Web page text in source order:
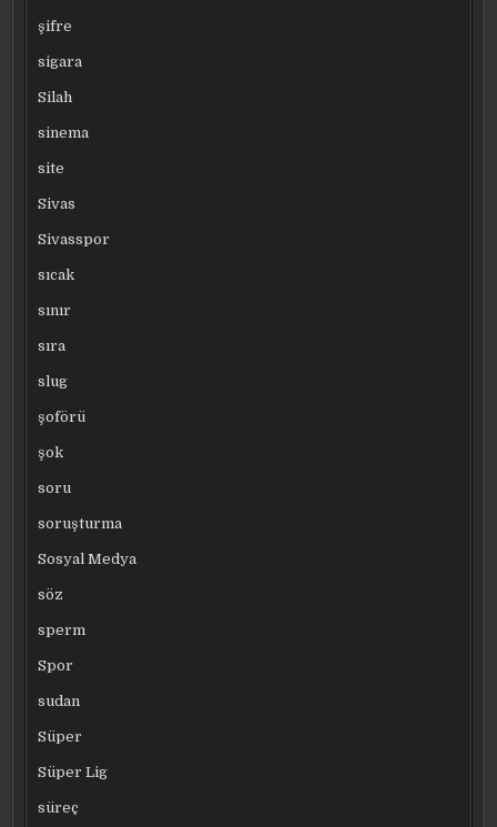
şifre
sigara
Silah
sinema
site
Sivas
Sivasspor
sıcak
sınır
sıra
slug
şoförü
şok
soru
soruşturma
Sosyal Medya
söz
sperm
Spor
sudan
Süper
Süper Lig
süreç